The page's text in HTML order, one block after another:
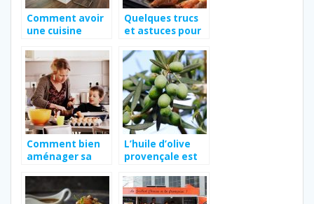
Comment avoir
une cuisine
Quelques trucs
et astuces pour
plancha
Comment bien
aménager sa
L’huile d’olive
provençale est
des huiles d’olive
?